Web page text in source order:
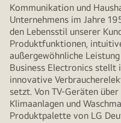
Kommunikation und
Unternehmens im Jahre
den Lebensstil unserer
Produktfunktionen,
außergewöhnliche
Business Electronics stellt
innovative
setzt. Von TV-Geräten
Klimaanlagen und
Produktpalette von LG